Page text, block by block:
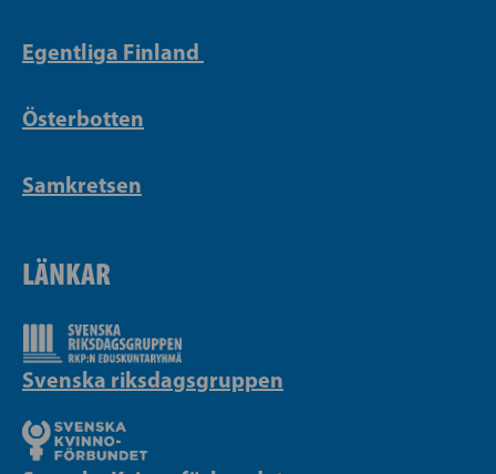
Egentliga Finland
Österbotten
Samkretsen
LÄNKAR
Svenska riksdagsgruppen